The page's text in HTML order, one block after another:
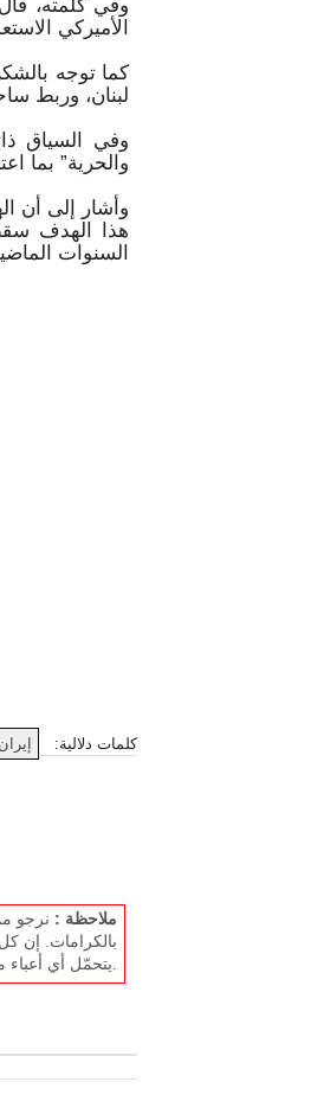
الأميركي
كما توجه
لبنان، وربط
وفي السياق
والحرية” بما
وأشار إلى أن
هذا الهدف
السنوات
كلمات دلالية: إيران
ملاحظة : نرجو
بالكرامات. إن